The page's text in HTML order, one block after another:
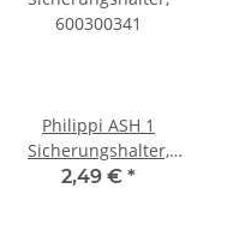
Philippi ASH 1
Sicherungshalter,
600300341
2,49 € *